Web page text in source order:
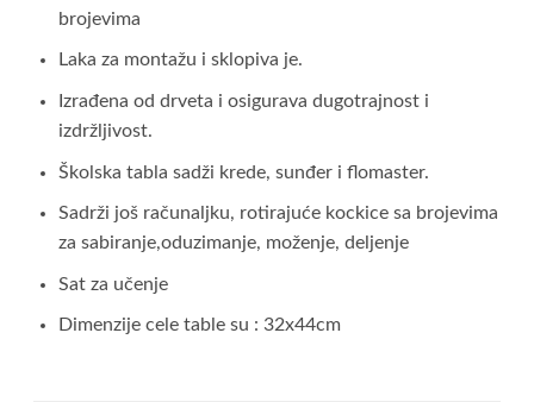
brojevima
Laka za montažu i sklopiva je.
Izrađena od drveta i osigurava dugotrajnost i
izdržljivost.
Školska tabla sadži krede, sunđer i flomaster.
Sadrži još računaljku, rotirajuće kockice sa brojevima
za sabiranje,oduzimanje, moženje, deljenje
Sat za učenje
Dimenzije cele table su : 32x44cm